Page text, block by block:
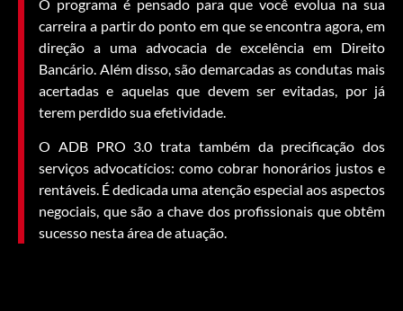
O programa é pensado para que você evolua na sua
carreira a partir do ponto em que se encontra agora, em
direção a uma advocacia de excelência em Direito
Bancário. Além disso, são demarcadas as condutas mais
acertadas e aquelas que devem ser evitadas, por já
terem perdido sua efetividade.
O ADB PRO 3.0 trata também da precificação dos
serviços advocatícios: como cobrar honorários justos e
rentáveis. É dedicada uma atenção especial aos aspectos
negociais, que são a chave dos profissionais que obtêm
sucesso nesta área de atuação.